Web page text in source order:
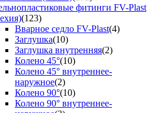
фитинги FV-Plast
(123)
Вварное седло FV-Plast(4)
Заглушка(10)
Заглушка внутренняя(2)
Колено 45°(10)
Колено 45° внутреннее-
наружное(2)
Колено 90°(10)
Колено 90° внутреннее-